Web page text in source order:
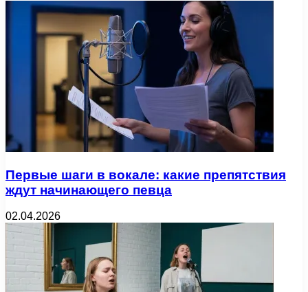
Первые шаги в вокале: какие препятствия
ждут начинающего певца
02.04.2026